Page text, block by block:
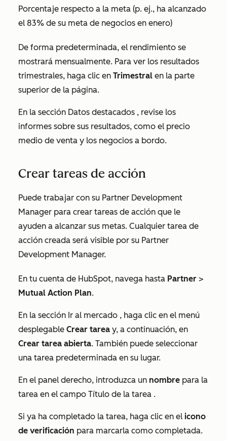
Porcentaje respecto a la meta (p. ej., ha alcanzado
el 83% de su meta de negocios en enero)
De forma predeterminada, el rendimiento se
mostrará mensualmente. Para ver los resultados
trimestrales, haga clic en Trimestral en la parte
superior de la página.
En la sección Datos destacados , revise los
informes sobre sus resultados, como el precio
medio de venta y los negocios a bordo.
Crear tareas de acción
Puede trabajar con su Partner Development
Manager para crear tareas de acción que le
ayuden a alcanzar sus metas. Cualquier tarea de
acción creada será visible por su Partner
Development Manager.
En tu cuenta de HubSpot, navega hasta Partner >
Mutual Action Plan.
En la sección Ir al mercado , haga clic en el menú
desplegable Crear tarea y, a continuación, en
Crear tarea abierta. También puede seleccionar
una tarea predeterminada en su lugar.
En el panel derecho, introduzca un nombre para la
tarea en el campo Título de la tarea .
Si ya ha completado la tarea, haga clic en el icono
de verificación para marcarla como completada.